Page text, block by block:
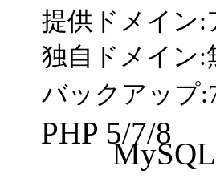
提供ドメイン:
独自ドメイン:
バックアップ
PHP 5/7/8